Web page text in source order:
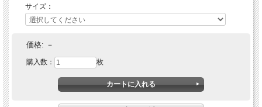
サイズ：
価格: －
購入数： 枚